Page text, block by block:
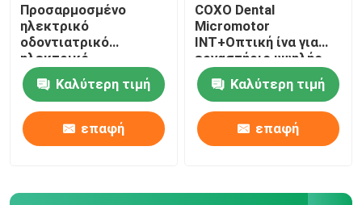
Προσαρμοσμένο
ηλεκτρικό
οδοντιατρικό
ηλεκτρικό
μικροκινητήρα χωρίς
βούρτσα LED 24V
Καλύτερη τιμή
επαφή
COXO Dental
Micromotor
INT+Οπτική ίνα για
εργαστήριο υψηλής
ροπής
Καλύτερη τιμή
επαφή